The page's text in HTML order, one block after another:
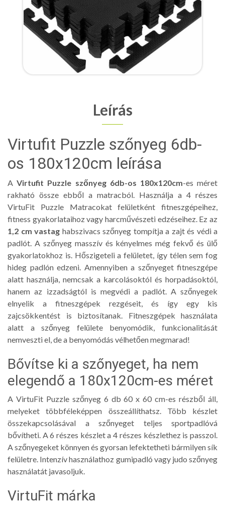
Leírás
Virtufit Puzzle szőnyeg 6db-
os 180x120cm leírása
A Virtufit Puzzle szőnyeg 6db-os 180x120cm-es méret
rakható össze ebből a matracból. Használja a 4 részes
VirtuFit Puzzle Matracokat felületként fitneszgépeihez,
fitness gyakorlataihoz vagy harcművészeti edzéseihez. Ez az
1,2 cm vastag habszivacs szőnyeg tompítja a zajt és védi a
padlót. A szőnyeg masszív és kényelmes még fekvő és ülő
gyakorlatokhoz is. Hőszigeteli a felületet, így télen sem fog
hideg padlón edzeni. Amennyiben a szőnyeget fitneszgépe
alatt használja, nemcsak a karcolásoktól és horpadásoktól,
hanem az izzadságtól is megvédi a padlót. A szőnyegek
elnyelik a fitneszgépek rezgéseit, és így egy kis
zajcsökkentést is biztosítanak. Fitneszgépek használata
alatt a szőnyeg felülete benyomódik, funkcionalitását
nemveszti el, de a benyomódás vélhetően megmarad!
Bővítse ki a szőnyeget, ha nem
elegendő a 180x120cm-es méret
A VirtuFit Puzzle szőnyeg 6 db 60 x 60 cm-es részből áll,
melyeket többféleképpen összeállíthatsz. Több készlet
összekapcsolásával a szőnyeget teljes sportpadlóvá
bővítheti. A 6 részes készlet a 4 részes készlethez is passzol.
A szőnyegeket könnyen és gyorsan lefektetheti bármilyen sík
felületre. Intenzív használathoz gumipadló vagy judo szőnyeg
használatát javasoljuk.
VirtuFit márka